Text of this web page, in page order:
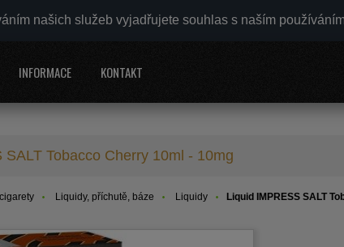
našich služeb vyjadřujete souhlas s naším
INFORMACE KONTAKT
SALT Tobacco Cherry 10ml - 10mg
Liquidy, příchutě, báze Liquidy Liquid IMPRESS SALT